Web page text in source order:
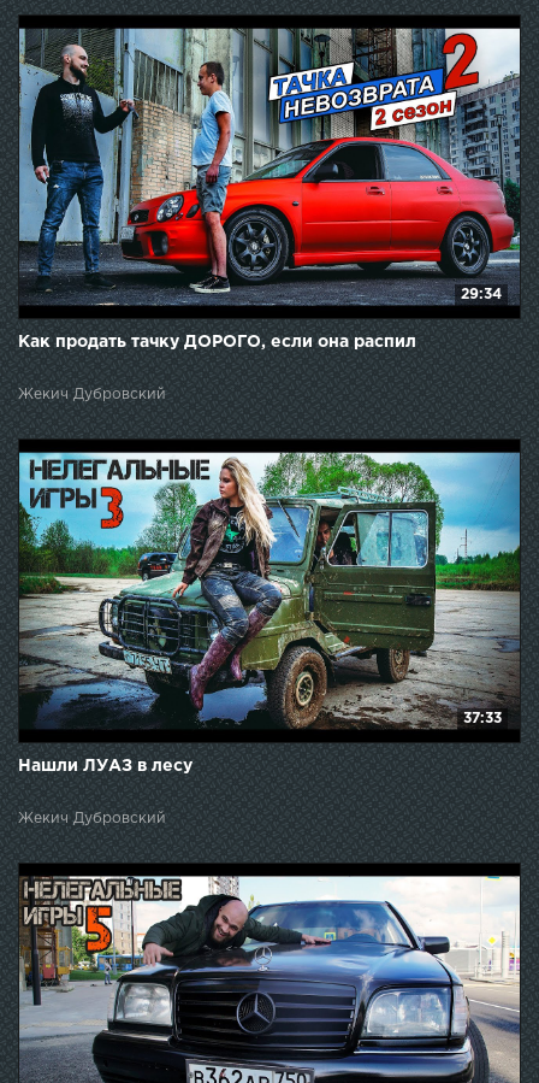
29:34
Как продать тачку ДОРОГО, если она распил
Жекич Дубровский
37:33
Нашли ЛУАЗ в лесу
Жекич Дубровский